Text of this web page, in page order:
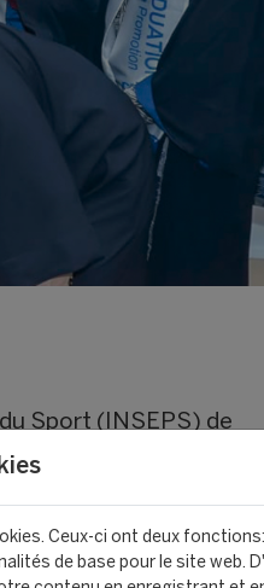
Sport (INSEPS) de
diplômes de la 19ᵉ
s’est tenu à
des Nations 2026
Ceux-ci ont deux
de base pour le site web.